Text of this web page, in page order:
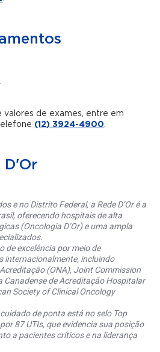
valores de exames, entre em
(12) 3924-4900.
D'Or
e no Distrito Federal, a Rede D’Or é a
oferecendo hospitais de alta
(Oncologia D’Or) e uma ampla
de excelência por meio de
internacionalmente, incluindo
(ONA), Joint Commission
de Acreditação Hospitalar
Society of Clinical Oncology
de ponta está no selo Top
87 UTIs, que evidencia sua posição
a pacientes críticos e na liderança